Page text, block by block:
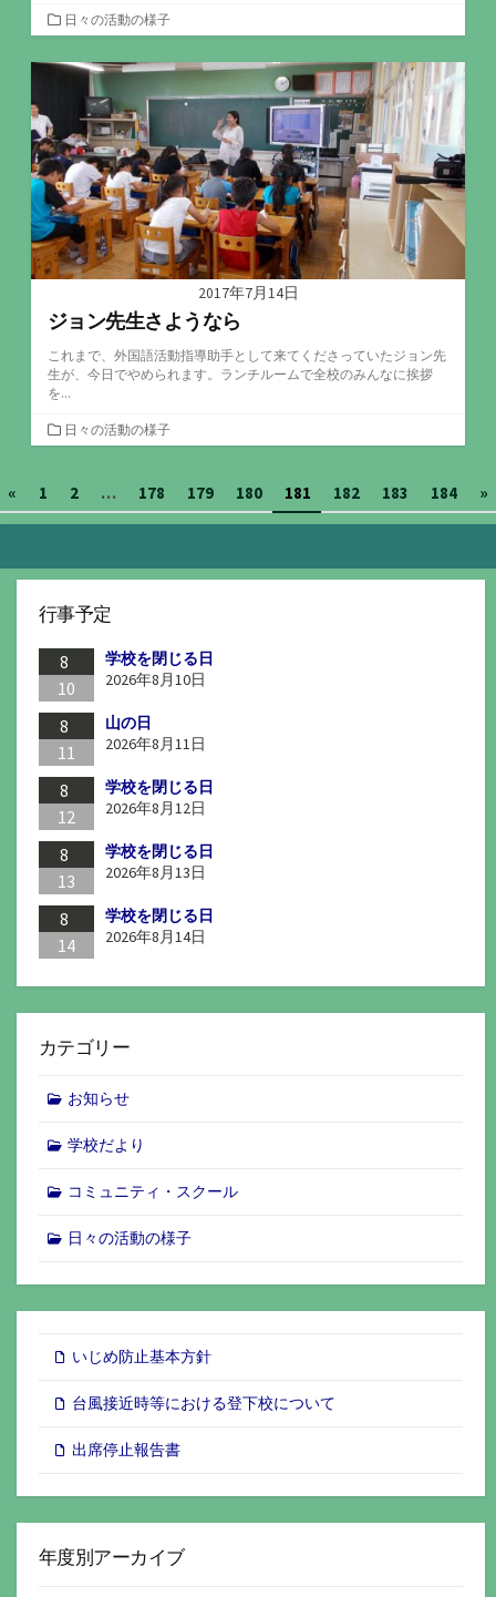
カ
テ
ゴ
日々の活動の様子
2017年7月14日
ジョン先生さようなら
これまで、外国語活動指導助手として来てくださっていたジョン先
生が、今日でやめられます。ランチルームで全校のみんなに挨拶
を...
カ
テ
リ
ー
日々の活動の様子
投
稿
ー
送
り
« 1 2 … 178 179 180 181 182 183 184 »
行事予定
8
10
学校を閉じる日
2026年8月10日
8
11
山の日
2026年8月11日
8
12
学校を閉じる日
2026年8月12日
8
13
学校を閉じる日
2026年8月13日
8
14
学校を閉じる日
2026年8月14日
カテゴリー
お知らせ
学校だより
コミュニティ・スクール
日々の活動の様子
いじめ防止基本方針
台風接近時等における登下校について
出席停止報告書
年度別アーカイブ